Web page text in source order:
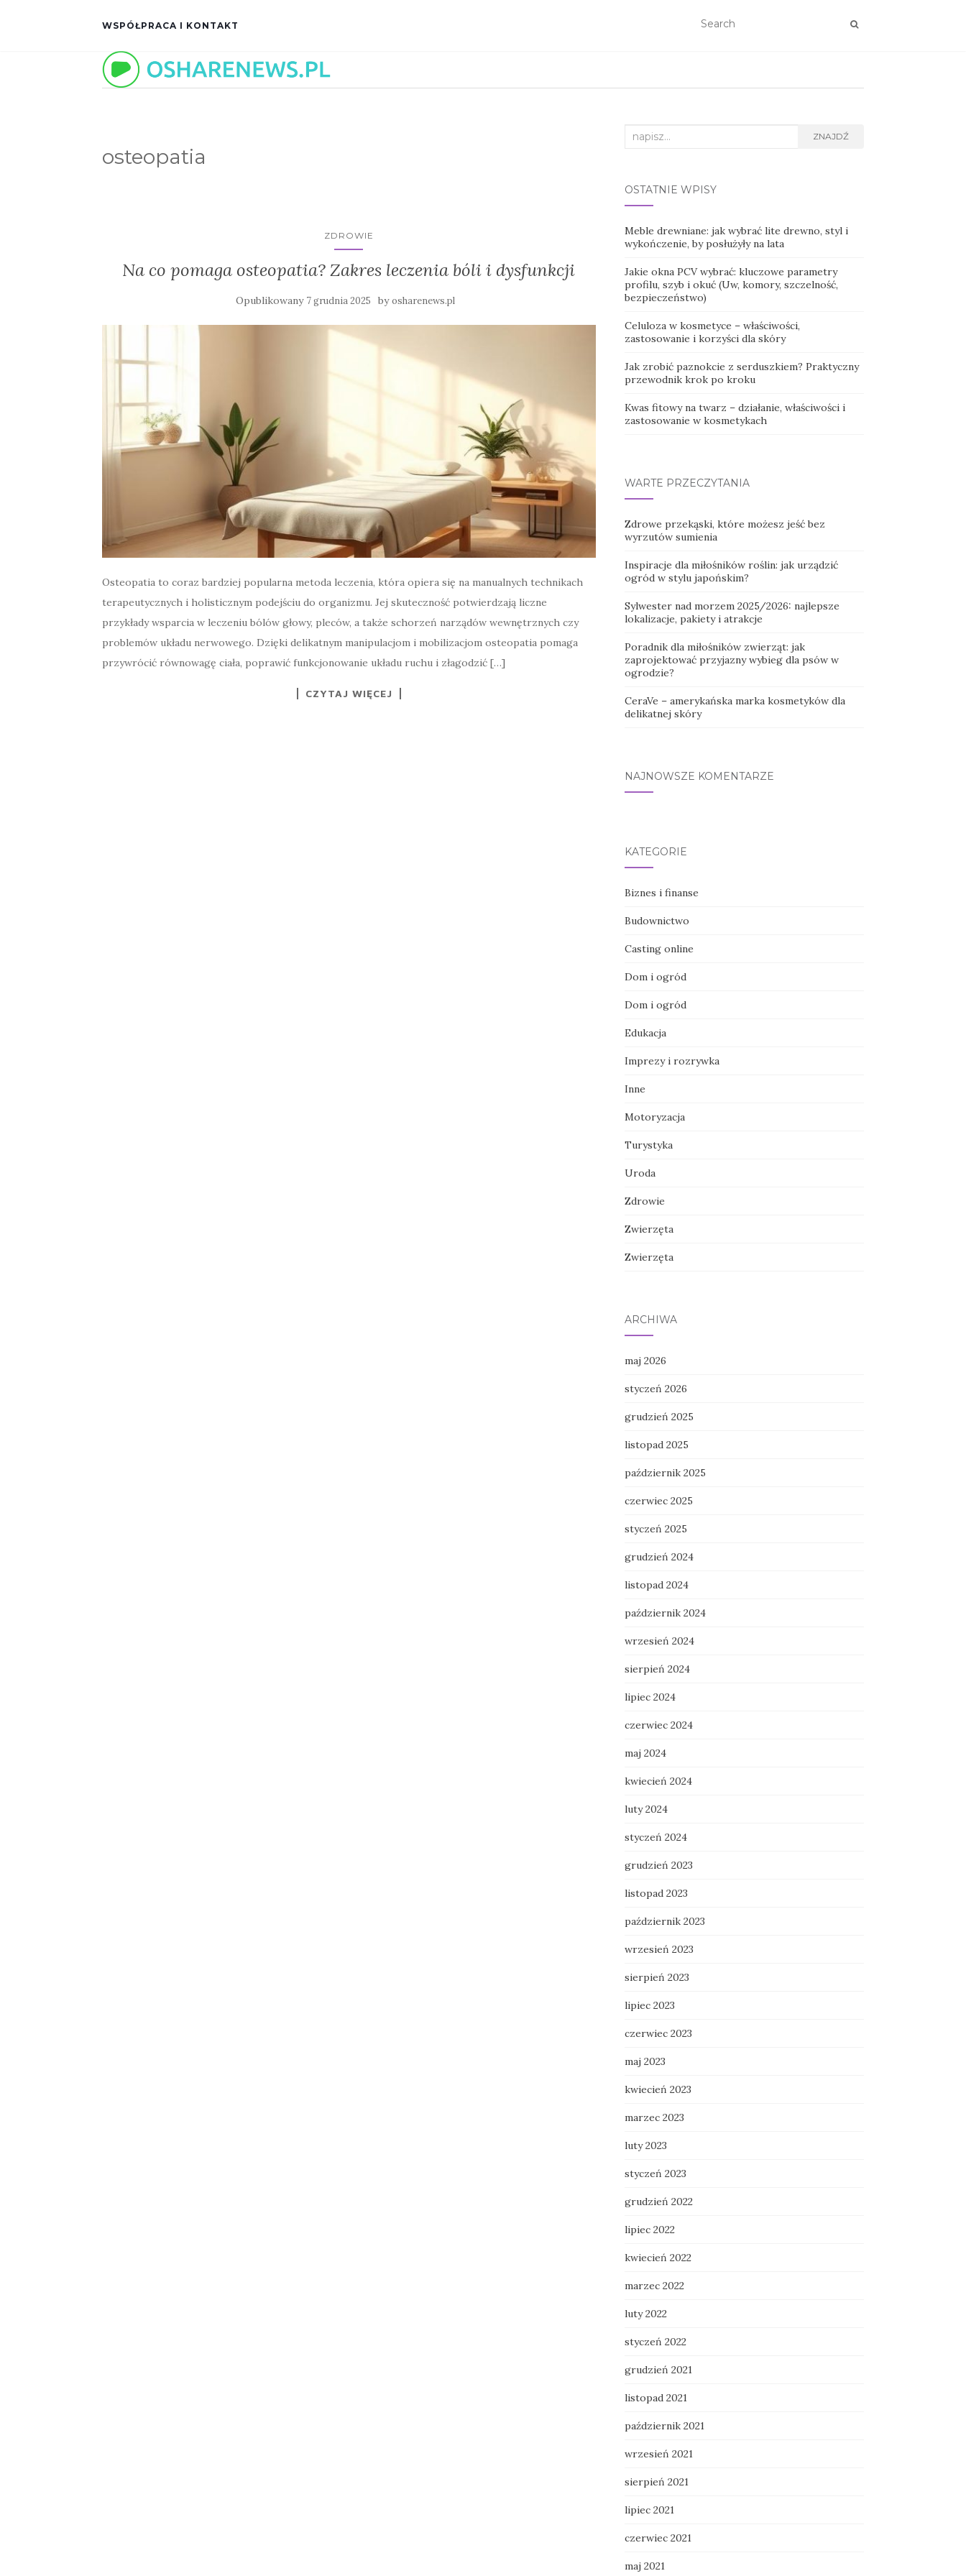
WSPÓŁPRACA I KONTAKT
osteopatia
ZDROWIE
Na co pomaga osteopatia? Zakres leczenia bóli i dysfunkcji
Opublikowany 7 grudnia 2025 byosharenews.pl
Osteopatia to coraz bardziej popularna metoda leczenia, która opiera się na manualnych technikach
terapeutycznych i holisticznym podejściu do organizmu. Jej skuteczność potwierdzają liczne
przykłady wsparcia w leczeniu bólów głowy, pleców, a także schorzeń narządów wewnętrznych czy
problemów układu nerwowego. Dzięki delikatnym manipulacjom i mobilizacjom osteopatia pomaga
przywrócić równowagę ciała, poprawić funkcjonowanie układu ruchu i złagodzić […]
CZYTAJ WIĘCEJ
Search
ZNAJDŹ
OSTATNIE WPISY
Meble drewniane: jak wybrać lite drewno, styl i
wykończenie, by posłużyły na lata
Jakie okna PCV wybrać: kluczowe parametry
profilu, szyb i okuć (Uw, komory, szczelność,
bezpieczeństwo)
Celuloza w kosmetyce – właściwości,
zastosowanie i korzyści dla skóry
Jak zrobić paznokcie z serduszkiem? Praktyczny
przewodnik krok po kroku
Kwas fitowy na twarz – działanie, właściwości i
zastosowanie w kosmetykach
WARTE PRZECZYTANIA
Zdrowe przekąski, które możesz jeść bez
wyrzutów sumienia
Inspiracje dla miłośników roślin: jak urządzić
ogród w stylu japońskim?
Sylwester nad morzem 2025/2026: najlepsze
lokalizacje, pakiety i atrakcje
Poradnik dla miłośników zwierząt: jak
zaprojektować przyjazny wybieg dla psów w
ogrodzie?
CeraVe – amerykańska marka kosmetyków dla
delikatnej skóry
NAJNOWSZE KOMENTARZE
KATEGORIE
Biznes i finanse
Budownictwo
Casting online
Dom i ogród
Dom i ogród
Edukacja
Imprezy i rozrywka
Inne
Motoryzacja
Turystyka
Uroda
Zdrowie
Zwierzęta
Zwierzęta
ARCHIWA
maj 2026
styczeń 2026
grudzień 2025
listopad 2025
październik 2025
czerwiec 2025
styczeń 2025
grudzień 2024
listopad 2024
październik 2024
wrzesień 2024
sierpień 2024
lipiec 2024
czerwiec 2024
maj 2024
kwiecień 2024
luty 2024
styczeń 2024
grudzień 2023
listopad 2023
październik 2023
wrzesień 2023
sierpień 2023
lipiec 2023
czerwiec 2023
maj 2023
kwiecień 2023
marzec 2023
luty 2023
styczeń 2023
grudzień 2022
lipiec 2022
kwiecień 2022
marzec 2022
luty 2022
styczeń 2022
grudzień 2021
listopad 2021
październik 2021
wrzesień 2021
sierpień 2021
lipiec 2021
czerwiec 2021
maj 2021